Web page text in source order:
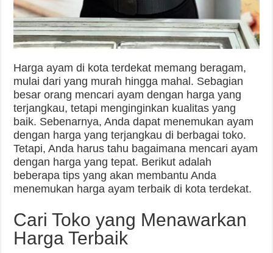
Harga ayam di kota terdekat memang beragam,
mulai dari yang murah hingga mahal. Sebagian
besar orang mencari ayam dengan harga yang
terjangkau, tetapi menginginkan kualitas yang
baik. Sebenarnya, Anda dapat menemukan ayam
dengan harga yang terjangkau di berbagai toko.
Tetapi, Anda harus tahu bagaimana mencari ayam
dengan harga yang tepat. Berikut adalah
beberapa tips yang akan membantu Anda
menemukan harga ayam terbaik di kota terdekat.
Cari Toko yang Menawarkan
Harga Terbaik